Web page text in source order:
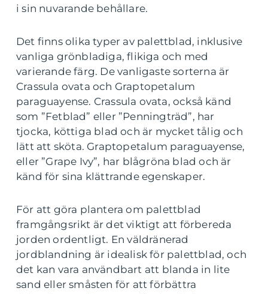
i sin nuvarande behållare.
Det finns olika typer av palettblad, inklusive
vanliga grönbladiga, flikiga och med
varierande färg. De vanligaste sorterna är
Crassula ovata och Graptopetalum
paraguayense. Crassula ovata, också känd
som ”Fetblad” eller ”Penningträd”, har
tjocka, köttiga blad och är mycket tålig och
lätt att sköta. Graptopetalum paraguayense,
eller ”Grape Ivy”, har blågröna blad och är
känd för sina klättrande egenskaper.
För att göra plantera om palettblad
framgångsrikt är det viktigt att förbereda
jorden ordentligt. En väldränerad
jordblandning är idealisk för palettblad, och
det kan vara användbart att blanda in lite
sand eller småsten för att förbättra